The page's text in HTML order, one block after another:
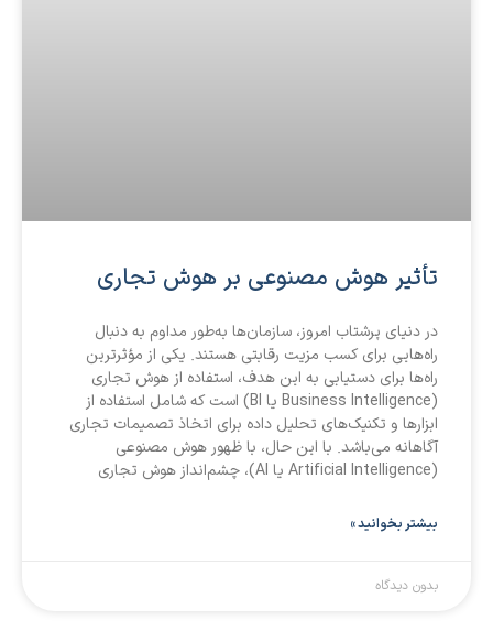
تأثیر هوش مصنوعی بر هوش تجاری
در دنیای پرشتاب امروز، سازمان‌ها به‌طور مداوم به دنبال
راه‌هایی برای کسب مزیت رقابتی هستند. یکی از مؤثرترین
راه‌ها برای دستیابی به این هدف، استفاده از هوش تجاری
(Business Intelligence یا BI) است که شامل استفاده از
ابزارها و تکنیک‌های تحلیل داده برای اتخاذ تصمیمات تجاری
آگاهانه می‌باشد. با این حال، با ظهور هوش مصنوعی
(Artificial Intelligence یا AI)، چشم‌انداز هوش تجاری
بیشتر بخوانید »
بدون دیدگاه